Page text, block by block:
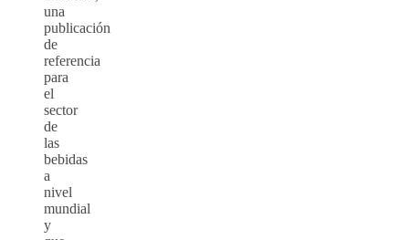
una
publicación
de
referencia
para
el
sector
de
las
bebidas
a
nivel
mundial
y